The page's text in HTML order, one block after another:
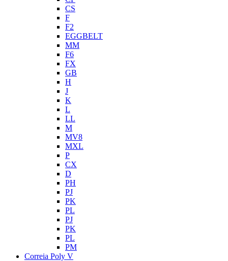
CS
F
F2
EGGBELT
MM
F6
FX
GB
H
J
K
L
LL
M
MV8
MXL
P
CX
D
PH
PJ
PK
PL
PJ
PK
PL
PM
Correia Poly V